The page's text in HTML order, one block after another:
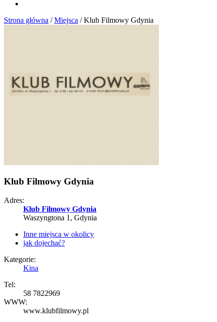
Strona główna /Miejsca /Klub Filmowy Gdynia
Klub Filmowy Gdynia
Adres:
Klub Filmowy Gdynia
Waszyngtona 1, Gdynia
Inne miejsca w okolicy
jak dojechać?
Kategorie:
Kina
Tel:
58 7822969
WWW:
www.klubfilmowy.pl